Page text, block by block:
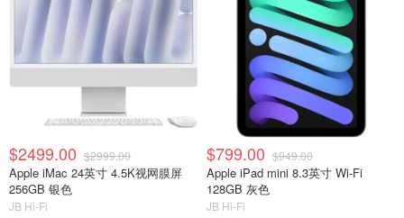
$2499.00 $2999.00
Apple iMac 24英寸 4.5K视网膜屏
256GB 银色
JB Hi-Fi
$799.00 $949.00
Apple iPad mini 8.3英寸 Wi-Fi
128GB 灰色
JB Hi-Fi